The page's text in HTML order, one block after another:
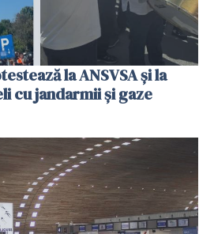
la ANSVSA și la
cu jandarmii și gaze